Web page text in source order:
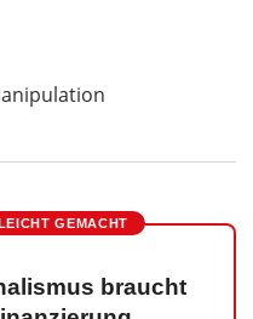
GEMACHT
braucht